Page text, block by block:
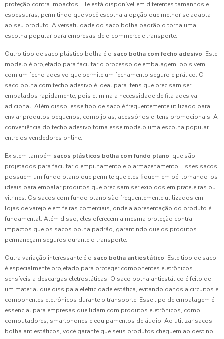
proteção contra impactos. Ele está disponível em diferentes tamanhos e
espessuras, permitindo que você escolha a opção que melhor se adapta
ao seu produto. A versatilidade do saco bolha padrão o torna uma
escolha popular para empresas de e-commerce e transporte.
Outro tipo de saco plástico bolha é o saco bolha com fecho adesivo. Este
modelo é projetado para facilitar o processo de embalagem, pois vem
com um fecho adesivo que permite um fechamento seguro e prático. O
saco bolha com fecho adesivo é ideal para itens que precisam ser
embalados rapidamente, pois elimina a necessidade de fita adesiva
adicional. Além disso, esse tipo de saco é frequentemente utilizado para
enviar produtos pequenos, como joias, acessórios e itens promocionais. A
conveniência do fecho adesivo torna esse modelo uma escolha popular
entre os vendedores online.
Existem também sacos plásticos bolha com fundo plano, que são
projetados para facilitar o empilhamento e o armazenamento. Esses sacos
possuem um fundo plano que permite que eles fiquem em pé, tornando-os
ideais para embalar produtos que precisam ser exibidos em prateleiras ou
vitrines. Os sacos com fundo plano são frequentemente utilizados em
lojas de varejo e em feiras comerciais, onde a apresentação do produto é
fundamental. Além disso, eles oferecem a mesma proteção contra
impactos que os sacos bolha padrão, garantindo que os produtos
permaneçam seguros durante o transporte.
Outra variação interessante é o saco bolha antiestático. Este tipo de saco
é especialmente projetado para proteger componentes eletrônicos
sensíveis a descargas eletrostáticas. O saco bolha antiestático é feito de
um material que dissipa a eletricidade estática, evitando danos a circuitos e
componentes eletrônicos durante o transporte. Esse tipo de embalagem é
essencial para empresas que lidam com produtos eletrônicos, como
computadores, smartphones e equipamentos de áudio. Ao utilizar sacos
bolha antiestáticos, você garante que seus produtos cheguem ao destino